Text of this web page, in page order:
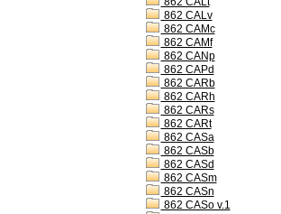
862 CALv
862 CAMc
862 CAMf
862 CANp
862 CAPd
862 CARb
862 CARh
862 CARs
862 CARt
862 CASa
862 CASb
862 CASd
862 CASm
862 CASn
862 CASo v.1